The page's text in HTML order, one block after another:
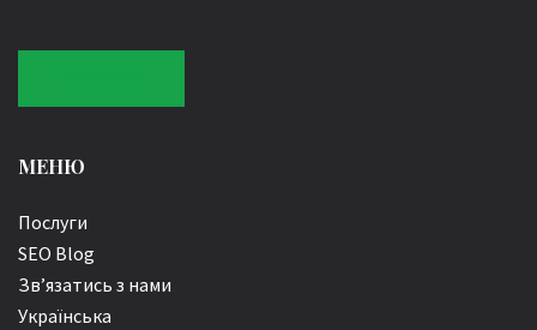
МЕНЮ
Послуги
SEO Blog
Зв’язатись з нами
Українська